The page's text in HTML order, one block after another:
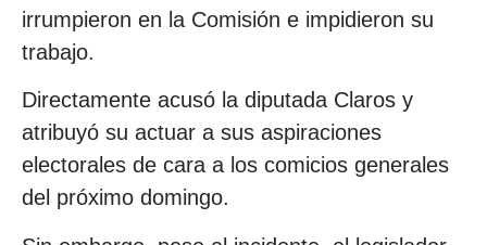
irrumpieron en la Comisión e impidieron su
trabajo.
Directamente acusó la diputada Claros y
atribuyó su actuar a sus aspiraciones
electorales de cara a los comicios generales
del próximo domingo.